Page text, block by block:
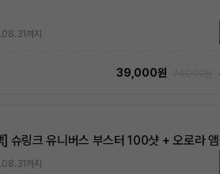
까지
39,000원
슈링크 유니버스 부스터 100샷 + 오로라
까지